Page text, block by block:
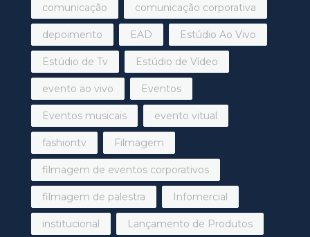
comunicação comunicação corporativa
depoimento EAD Estúdio Ao Vivo
Estúdio de Tv Estúdio de Vídeo
evento ao vivo Eventos
Eventos musicais evento vitual
fashiontv Filmagem
filmagem de eventos corporativos
filmagem de palestra Infomercial
institucional Lançamento de Produtos